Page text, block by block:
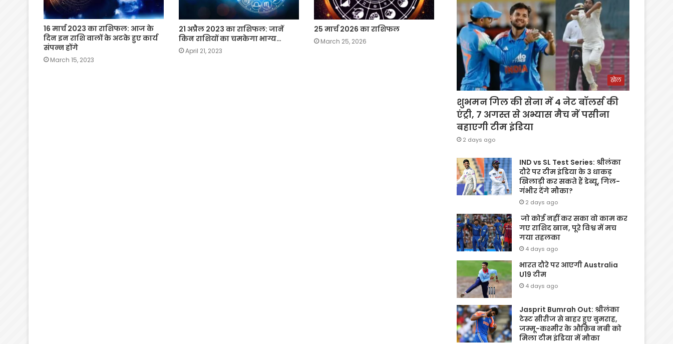
16 मार्च 2023 का राशिफल: आज के
दिन इन राशि वालों के अटके हुए कार्य
संपन्न होंगे
March 15, 2023
21 अप्रैल 2023 का राशिफल: जानें
किन राशियों का चमकेगा भाग्य…
April 21, 2023
25 मार्च 2026 का राशिफल
March 25, 2026
खेल
शुभमन गिल की सेना में 4 नेट बॉलर्स की
एंट्री, 7 अगस्त से अभ्यास मैच में पसीना
बहाएगी टीम इंडिया
2 days ago
IND vs SL Test Series: श्रीलंका
दौरे पर टीम इंडिया के 3 धाकड़
खिलाड़ी कर सकते हैं डेब्यू, गिल-
गंभीर देंगे मौका?
2 days ago
जो कोई नहीं कर सका वो काम कर
गए राशिद खान, पूरे विश्व में मच
गया तहलका
4 days ago
भारत दौरे पर आएगी Australia
U19 टीम
4 days ago
Jasprit Bumrah Out: श्रीलंका
टेस्ट सीरीज से बाहर हुए बुमराह,
जम्मू-कश्मीर के औक़िब नबी को
मिला टीम इंडिया में मौका